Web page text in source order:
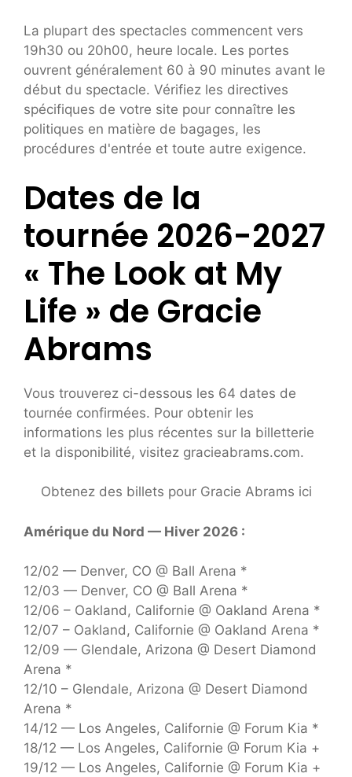
La plupart des spectacles commencent vers
19h30 ou 20h00, heure locale. Les portes
ouvrent généralement 60 à 90 minutes avant le
début du spectacle. Vérifiez les directives
spécifiques de votre site pour connaître les
politiques en matière de bagages, les
procédures d'entrée et toute autre exigence.
Dates de la
tournée 2026-2027
« The Look at My
Life » de Gracie
Abrams
Vous trouverez ci-dessous les 64 dates de
tournée confirmées. Pour obtenir les
informations les plus récentes sur la billetterie
et la disponibilité, visitez gracieabrams.com.
Obtenez des billets pour Gracie Abrams ici
Amérique du Nord — Hiver 2026 :
12/02 — Denver, CO @ Ball Arena *
12/03 — Denver, CO @ Ball Arena *
12/06 – Oakland, Californie @ Oakland Arena *
12/07 – Oakland, Californie @ Oakland Arena *
12/09 — Glendale, Arizona @ Desert Diamond
Arena *
12/10 – Glendale, Arizona @ Desert Diamond
Arena *
14/12 — Los Angeles, Californie @ Forum Kia *
18/12 — Los Angeles, Californie @ Forum Kia +
19/12 — Los Angeles, Californie @ Forum Kia +